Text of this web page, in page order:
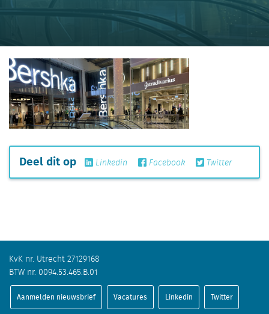
Deel dit op Linkedin Facebook Twitter
KvK nr. Utrecht 27129168
BTW nr. 0094.53.465.B.01
Aanmelden nieuwsbrief Vacatures Linkedin Twitter